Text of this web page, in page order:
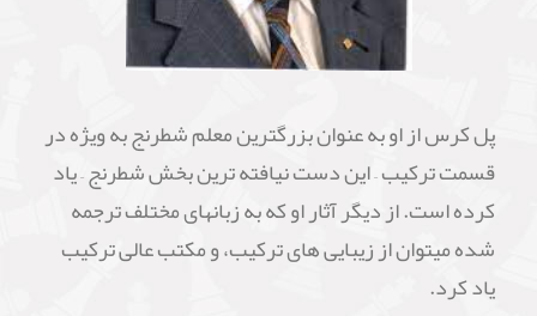
پل کرس از او به عنوان بزرگترین معلم شطرنج به ویژه در
قسمت ترکیب – این دست نیافته ترین بخش شطرنج – یاد
کرده است. از دیگر آثار او که به زبانهای مختلف ترجمه
شده میتوان از زیبایی های ترکیب، و مکتب عالی ترکیب
یاد کرد.